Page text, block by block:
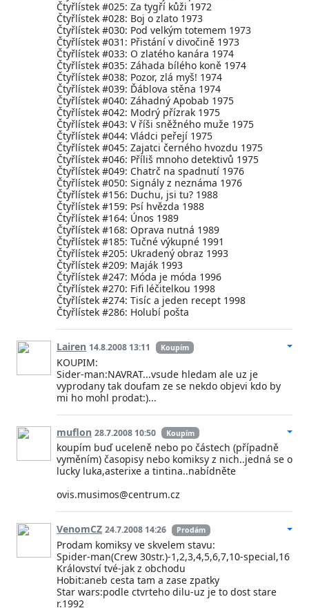
Čtyřlístek #025: Za tygří kůži 1972
Čtyřlístek #028: Boj o zlato 1973
Čtyřlístek #030: Pod velkým totemem 1973
Čtyřlístek #031: Přistání v divočině 1973
Čtyřlístek #033: O zlatého kanára 1974
Čtyřlístek #035: Záhada bílého koně 1974
Čtyřlístek #038: Pozor, zlá myš! 1974
Čtyřlístek #039: Ďáblova stěna 1974
Čtyřlístek #040: Záhadný Apobab 1975
Čtyřlístek #042: Modrý přízrak 1975
Čtyřlístek #043: V říši sněžného muže 1975
Čtyřlístek #044: Vládci peřejí 1975
Čtyřlístek #045: Zajatci černého hvozdu 1975
Čtyřlístek #046: Příliš mnoho detektivů 1975
Čtyřlístek #049: Chatrč na spadnutí 1976
Čtyřlístek #050: Signály z neznáma 1976
Čtyřlístek #156: Duchu, jsi tu? 1988
Čtyřlístek #159: Psí hvězda 1988
Čtyřlístek #164: Únos 1989
Čtyřlístek #168: Oprava nutná 1989
Čtyřlístek #185: Tučné výkupné 1991
Čtyřlístek #205: Ukradený obraz 1993
Čtyřlístek #209: Maják 1993
Čtyřlístek #247: Móda je móda 1996
Čtyřlístek #270: Fifi léčitelkou 1998
Čtyřlístek #274: Tisíc a jeden recept 1998
Čtyřlístek #286: Holubí pošta
Lairen 14.8.2008 13:11 Koupím
KOUPIM:
Sider-man:NAVRAT...vsude hledam ale uz je
vyprodany tak doufam ze se nekdo objevi kdo by
mi ho mohl prodat:)...
muflon 28.7.2008 10:50 Koupím
koupím buď uceleně nebo po částech (případně
vyměním) časopisy nebo komiksy z nich..jedná se o
lucky luka,asterixe a tintina..nabídněte
ovis.musimos@centrum.cz
VenomCZ 24.7.2008 14:26 Prodám
Prodam komiksy ve skvelem stavu:
Spider-man(Crew 30str.)-1,2,3,4,5,6,7,10-special,16
Království tvé-jak z obchodu
Hobit:aneb cesta tam a zase zpatky
Star wars:podle ctvrteho dilu-uz je to dost stare
r.1992